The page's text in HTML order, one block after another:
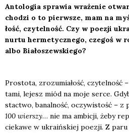
Anto­lo­gia spra­wia wra­że­nie
cho­dzi o to pierw­sze, mam na
łość, czy­tel­ność. Czy w poezji
nur­tu her­me­tycz­ne­go, cze­goś w
albo Bia­ło­szew­skie­go?
Pro­sto­ta, zro­zu­mia­łość, czy­tel­ność
ta­mi, lejesz miód na moje ser­ce.
stac­two, banal­ność, oczy­wi­stość – z
100 wier­szy… nie ma ambi­cji, żeby
cie­ka­we w ukra­iń­skiej poezji. Z